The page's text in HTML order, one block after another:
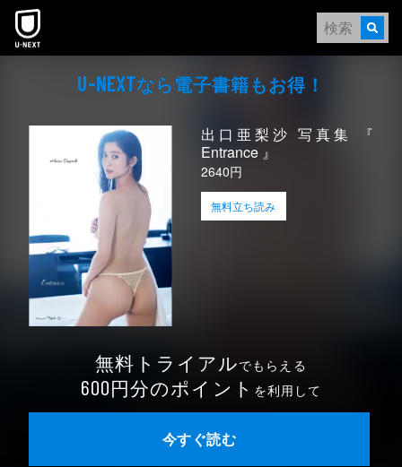
本文へスキップ
U-NEXTなら電⼦書籍もお得！
出口亜梨沙 写真集 『
Entrance 』
2640円
無料立ち読み
無料トライアルでもらえる
600円分のポイント を利用して
今すぐ読む